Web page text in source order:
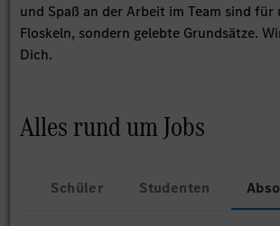
und Spaß an der Arbeit im Team sind für
Floskeln, sondern gelebte Grundsätze.
Dich.
Alles rund um Jobs
Schüler Studenten